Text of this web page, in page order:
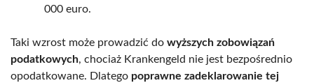
000 euro.
Taki wzrost może prowadzić do wyższych zobowiązań
podatkowych, chociaż Krankengeld nie jest bezpośrednio
opodatkowane. Dlatego poprawne zadeklarowanie tej